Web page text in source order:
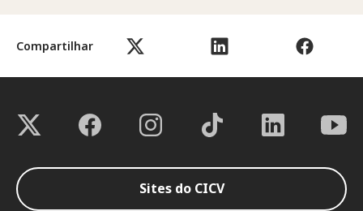
Compartilhar
Sites do CICV